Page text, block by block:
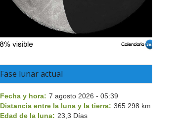
Fase lunar actual
Fecha y hora: 7 agosto 2026 - 05:39
Distancia entre la luna y la tierra: 365.298 km
Edad de la luna: 23,3 Días